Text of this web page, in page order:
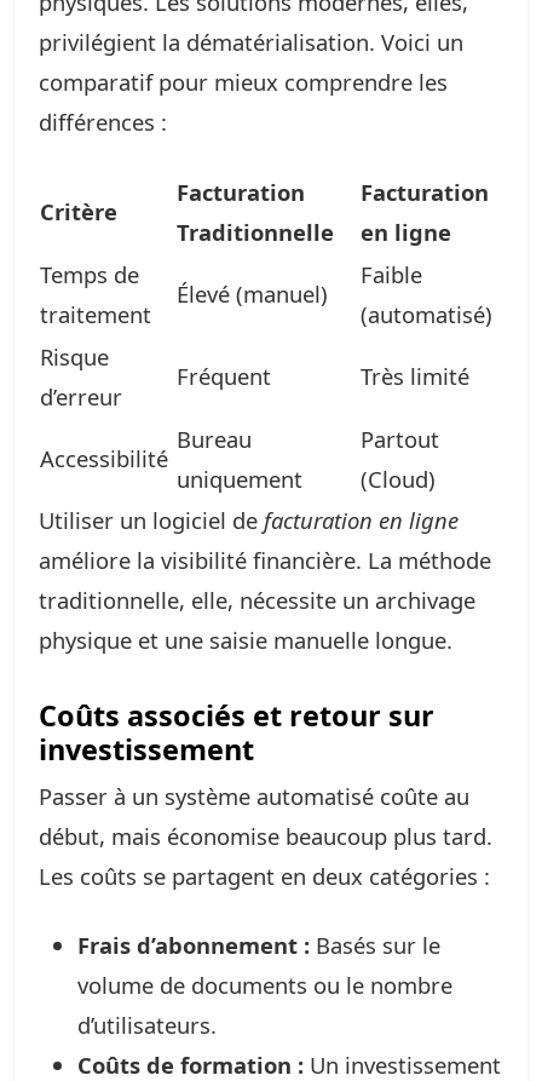
privilégient la dématérialisation. Voici un
comparatif pour mieux comprendre les
différences :
Critère
Facturation
Traditionnelle
Facturation
en ligne
Temps de
traitement
Élevé (manuel)
Faible
(automatisé)
Risque
d’erreur
Fréquent Très limité
Accessibilité
Bureau
uniquement
Partout
(Cloud)
Utiliser un logiciel de facturation en ligne
améliore la visibilité financière. La méthode
traditionnelle, elle, nécessite un archivage
physique et une saisie manuelle longue.
Coûts associés et retour sur
investissement
Passer à un système automatisé coûte au
début, mais économise beaucoup plus tard.
Les coûts se partagent en deux catégories :
Frais d’abonnement : Basés sur le
volume de documents ou le nombre
d’utilisateurs.
Coûts de formation : Un investissement